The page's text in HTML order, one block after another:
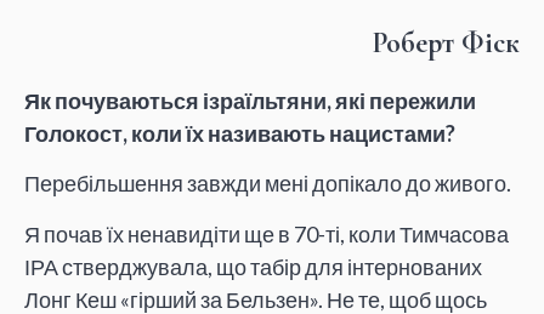
Роберт Фіск
Як почуваються ізраїльтяни, які пережили
Голокост, коли їх називають нацистами?
Перебільшення завжди мені допікало до живого.
Я почав їх ненавидіти ще в 70-ті, коли Тимчасова
ІРА стверджувала, що табір для інтернованих
Лонг Кеш «гірший за Бельзен». Не те, щоб щось